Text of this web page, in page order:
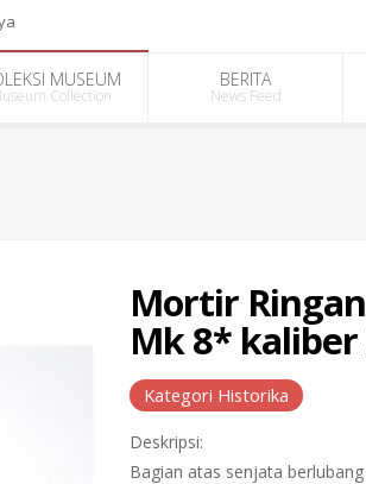
MUSEUM
Collection
BERITA
News Feed
Mortir
Mk 8* kaliber
Kategori Historika
Deskripsi:
Bagian atas senjata